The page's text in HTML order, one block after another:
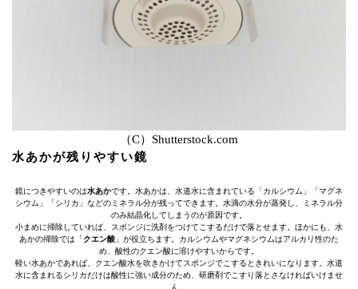
（C）Shutterstock.com
水あかが残りやすい鏡
鏡につきやすいのは水あかです。水あかは、水道水に含まれている「カルシウム」「マグネ
シウム」「シリカ」などのミネラル分が残ってできます。水滴の水分が蒸発し、ミネラル分
のみ結晶化してしまうのが原因です。
小まめに掃除していれば、スポンジに洗剤をつけてこするだけで落とせます。ほかにも、水
あかの掃除では「クエン酸 」が役立ちます。カルシウムやマグネシウムはアルカリ性のた
め、酸性のクエン酸に溶けやすいからです。
軽い水あかであれば、クエン酸水を吹きかけてスポンジでこするときれいになります。水道
水に含まれるシリカだけは酸性に強い成分のため、研磨剤でこすり落とさなければいけませ
ん。